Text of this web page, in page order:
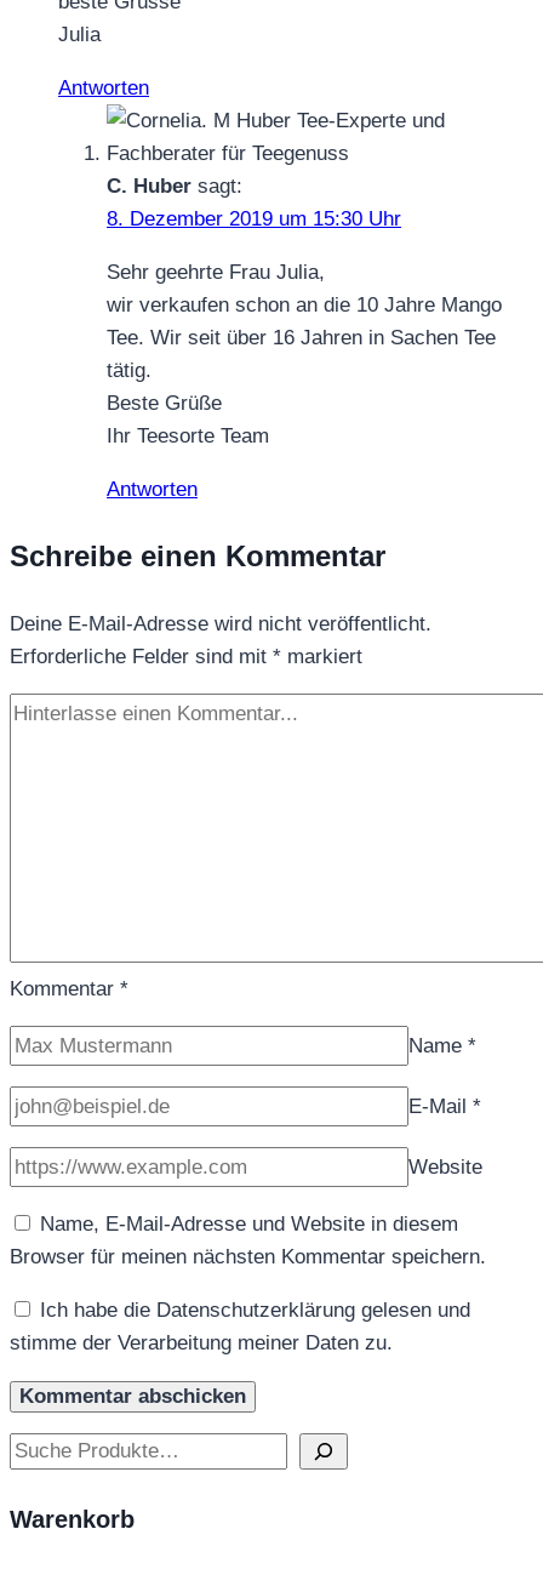
Julia
Antworten
C. Huber sagt:
8. Dezember 2019 um 15:30 Uhr
Sehr geehrte Frau Julia,
wir verkaufen schon an die 10 Jahre Mango
Tee. Wir seit über 16 Jahren in Sachen Tee
tätig.
Beste Grüße
Ihr Teesorte Team
Antworten
Schreibe einen Kommentar
Deine E-Mail-Adresse wird nicht veröffentlicht.
Erforderliche Felder sind mit * markiert
Kommentar *
Name *
E-Mail *
Website
Name, E-Mail-Adresse und Website in diesem
Browser für meinen nächsten Kommentar speichern.
Ich habe die Datenschutzerklärung gelesen und
stimme der Verarbeitung meiner Daten zu.
Suchen
Warenkorb